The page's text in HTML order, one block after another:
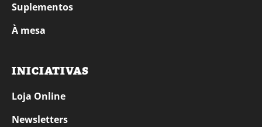
Suplementos
À mesa
INICIATIVAS
Loja Online
Newsletters